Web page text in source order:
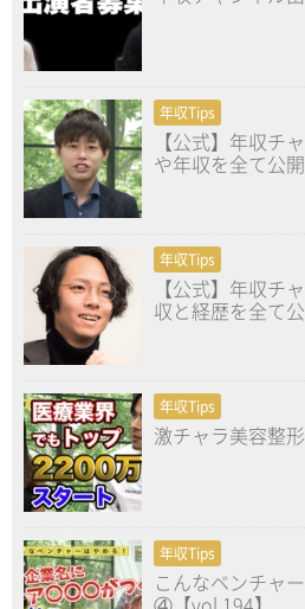
年収Tips
【公式】年収チ
や年収を全て公開
年収Tips
【公式】年収チ
収と経歴を全て公
年収Tips
激チャラ美容整
年収Tips
こんなベンチャ
④【vol.194】